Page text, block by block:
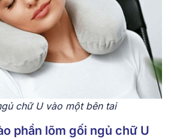
chữ U vào một bên tai
phần lõm gối ngủ chữ U